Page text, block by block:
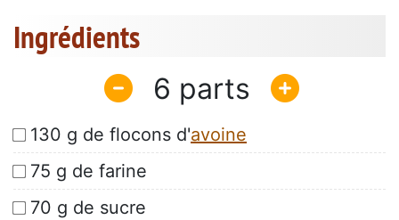
Ingrédients
6
130 g de flocons d'avoine
75 g de farine
70 g de sucre